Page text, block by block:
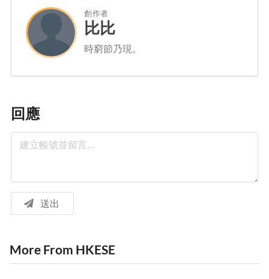
創作者
比比
時窮節乃現。
回應
送出
More From HKESE